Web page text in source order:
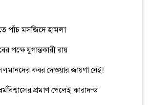
পাঁচ মসজিদে হামলা
পক্ষে যুগান্তকারী রায়
কবর দেওয়ার জায়গা নেই!
প্রমাণ পেলেই কারাদন্ড